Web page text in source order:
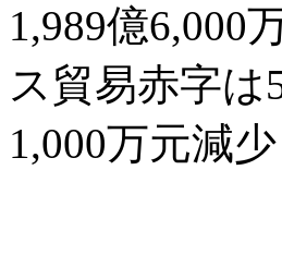
1,989億6,000
ス貿易赤字は
1,000万元減少